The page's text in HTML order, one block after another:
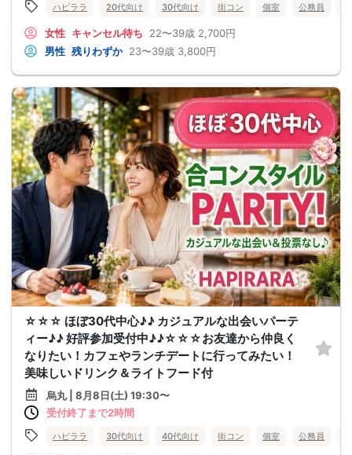
ハピララ 20代向け 30代向け 街コン 個室 公務員
女性 キャンセル待ち 22〜39歳 2,700円
男性 残りわずか 23〜39歳 3,800円
☆☆☆ ほぼ30代中心♪♪ カジュアルな出会いパーテ
ィー♪♪ 好評参加受付中♪♪☆☆☆お友達から仲良く
なりたい！カフェやランチデートに行ってみたい！
美味しいドリンク＆ライトフード付
烏丸 | 8月8日(土) 19:30〜
受付終了まで2時間
ハピララ 30代向け 40代向け 街コン 個室 公務員